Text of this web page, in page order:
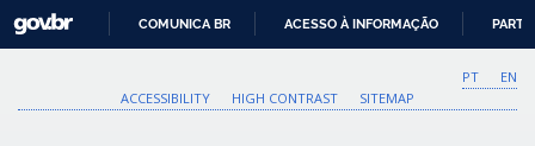
O
CONTEÚDO
GOVBR
COMUNICA BR ACESSO À INFORMAÇÃO
PT
EN
ACCESSIBILITY
HIGH CONTRAST SITEMAP